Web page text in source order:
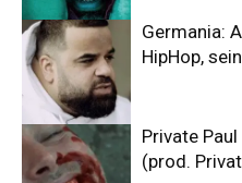
Germania:
HipHop,
Private
(prod.